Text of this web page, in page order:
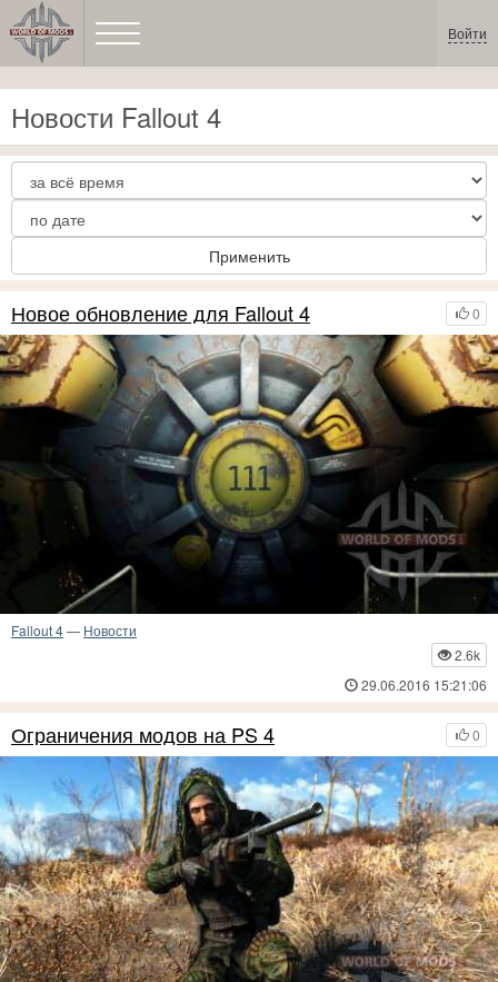
Войти
Новости Fallout 4
Применить
0
Новое обновление для Fallout 4
Fallout 4— Новости
2.6k
29.06.2016 15:21:06
0
Ограничения модов на PS 4